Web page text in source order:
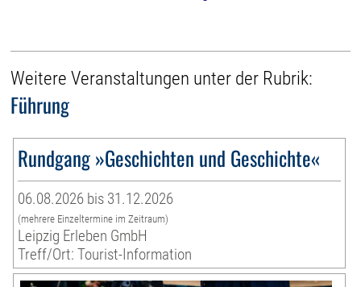
Weitere Veranstaltungen unter der Rubrik:
Führung
Rundgang »Geschichten und Geschichte«
06.08.2026 bis 31.12.2026
(mehrere Einzeltermine im Zeitraum)
Leipzig Erleben GmbH
Treff/Ort: Tourist-Information